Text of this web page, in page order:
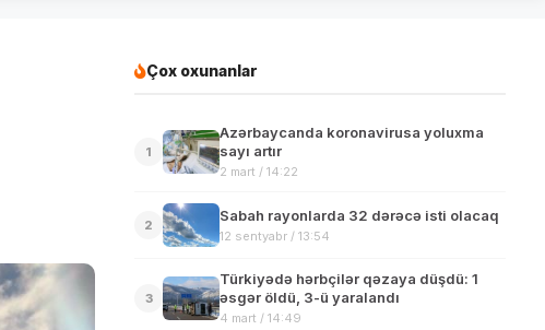
Çox oxunanlar
1
Azərbaycanda koronavirusa yoluxma
sayı artır
2 mart / 14:22
2
Sabah rayonlarda 32 dərəcə isti olacaq
12 sentyabr / 13:54
3
Türkiyədə hərbçilər qəzaya düşdü: 1
əsgər öldü, 3-ü yaralandı
4 mart / 14:49